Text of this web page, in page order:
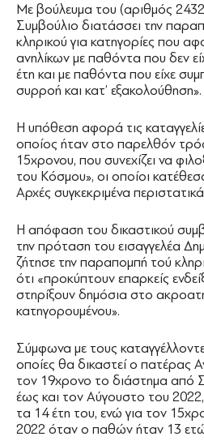
Με βούλευμα του (αριθμός
Συμβούλιο διατάσσει την
κληρικού για κατηγορίες που
ανηλίκων με παθόντα που δεν
έτη και με παθόντα που είχε
συρροή και κατ’ εξακολούθηση».
Η υπόθεση αφορά τις
οποίος ήταν στο παρελθόν
15χρονου, που συνεχίζει να
του Κόσμου», οι οποίοι
Αρχές συγκεκριμένα
Η απόφαση του δικαστικού
την πρόταση του εισαγγελέα
ζήτησε την παραπομπή τού
ότι «προκύπτουν επαρκείς
στηρίξουν δημόσια στο
κατηγορουμένου».
Σύμφωνα με τους
οποίες θα δικαστεί ο πατέρας
τον 19χρονο το διάστημα από
έως και τον Αύγουστο του
τα 14 έτη του, ενώ για τον
2022 όταν ο παθών ήταν 13